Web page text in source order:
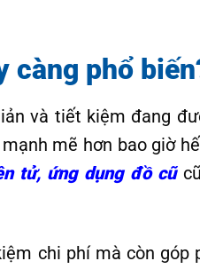
càng phổ
và tiết kiệm đang
mẽ hơn bao giờ
tử, ứng dụng đồ cũ
chi phí mà còn góp